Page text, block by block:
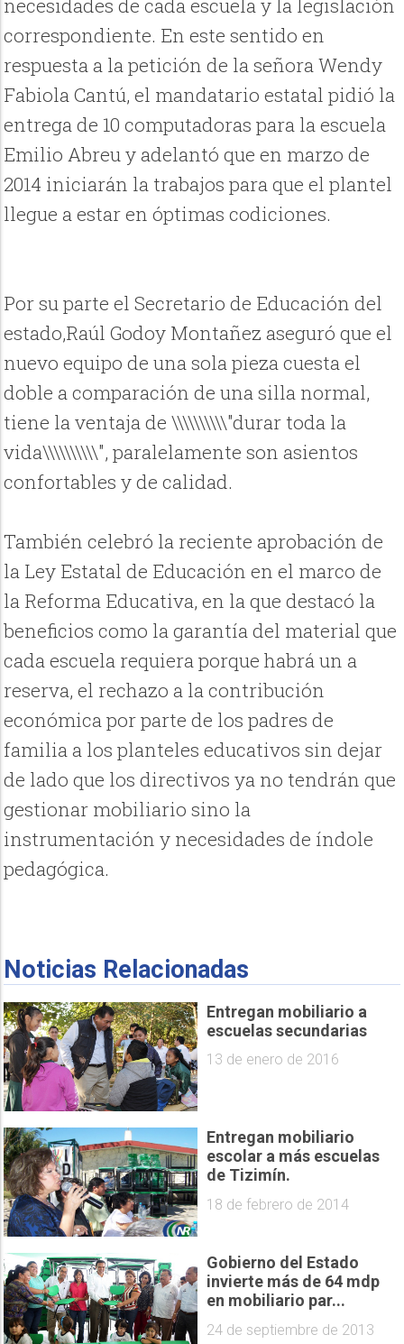
necesidades de cada escuela y la legislación
correspondiente. En este sentido en
respuesta a la petición de la señora Wendy
Fabiola Cantú, el mandatario estatal pidió la
entrega de 10 computadoras para la escuela
Emilio Abreu y adelantó que en marzo de
2014 iniciarán la trabajos para que el plantel
llegue a estar en óptimas codiciones.
Por su parte el Secretario de Educación del
estado,Raúl Godoy Montañez aseguró que el
nuevo equipo de una sola pieza cuesta el
doble a comparación de una silla normal,
tiene la ventaja de \\\\\\\\\\"durar toda la
vida\\\\\\\\\\", paralelamente son asientos
confortables y de calidad.
También celebró la reciente aprobación de
la Ley Estatal de Educación en el marco de
la Reforma Educativa, en la que destacó la
beneficios como la garantía del material que
cada escuela requiera porque habrá un a
reserva, el rechazo a la contribución
económica por parte de los padres de
familia a los planteles educativos sin dejar
de lado que los directivos ya no tendrán que
gestionar mobiliario sino la
instrumentación y necesidades de índole
pedagógica.
Noticias Relacionadas
Entregan mobiliario a
escuelas secundarias
13 de enero de 2016
Entregan mobiliario
escolar a más escuelas
de Tizimín.
18 de febrero de 2014
Gobierno del Estado
invierte más de 64 mdp
en mobiliario par...
24 de septiembre de 2013